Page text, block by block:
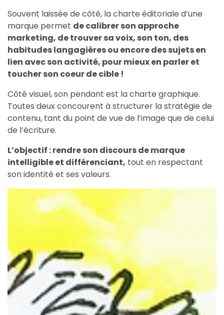
Souvent laissée de côté, la charte éditoriale d’une
marque permet de calibrer son approche
marketing, de trouver sa voix, son ton, des
habitudes langagières ou encore des sujets en
lien avec son activité, pour mieux en parler et
toucher son coeur de cible !
Côté visuel, son pendant est la charte graphique.
Toutes deux concourent à structurer la stratégie de
contenu, tant du point de vue de l’image que de celui
de l’écriture.
L’objectif : rendre son discours de marque
intelligible et différenciant, tout en respectant
son identité et ses valeurs.